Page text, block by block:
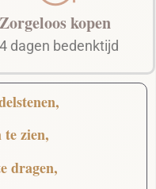
Zorgeloos kopen
dagen bedenktijd
zien,
dragen,